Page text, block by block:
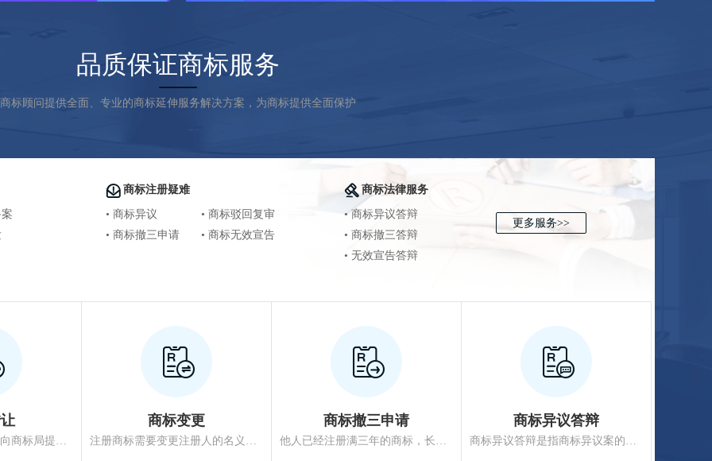
品质保证商标服务
商标顾问提供全面、专业的商标延伸服务解决方案，为商标提供全面保护
商标注册疑难
• 商标异议
• 商标撤三申请
• 商标驳回复审
• 商标无效宣告
商标法律服务
• 商标异议答辩
• 商标撤三答辩
• 无效宣告答辩
更多服务>>
转让注册商标的，应向商标局提出申请。相同或类似商品、服务上的相同近似商标应一并转让，约6-10个月核准完成。
商标变更
注册商标需要变更注册人的名义、地址或者其他注册事项的，应当提出变更申请。变更商标注册人名义或地址的，商标注册人应将其全部注册商标一并变更，约3-5个月核准完成。
商标撤三申请
他人已经注册满三年的商标，长期不使用，向商标局要求撤销该商标，任何单位或者个人均可向商标局递交撤销申请。
商标异议答辩
商标异议答辩是指商标异议案的被异议人在法定期限内对异议理由以书面形式进行辩驳的法律行为。